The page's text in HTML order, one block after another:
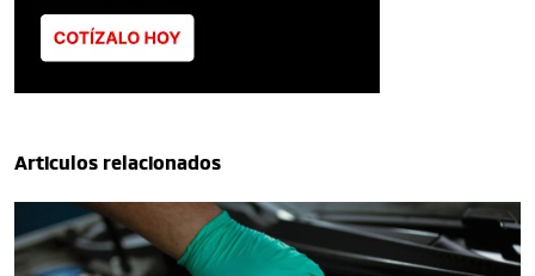
Articulos relacionados